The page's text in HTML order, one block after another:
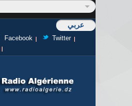
عربي
Facebook
Twitter